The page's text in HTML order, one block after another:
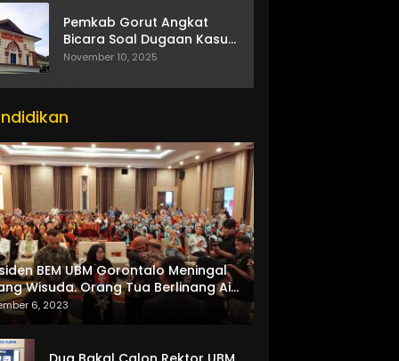
Pemkab Gorut Angkat
Bicara Soal Dugaan Kasus
Asusila Oknum ASN
November 10, 2025
BEM UBM Gorontalo Meningal
Wisuda. Orang Tua Berlinang Air
Menerima SKL dan Pemasangan
6, 2023